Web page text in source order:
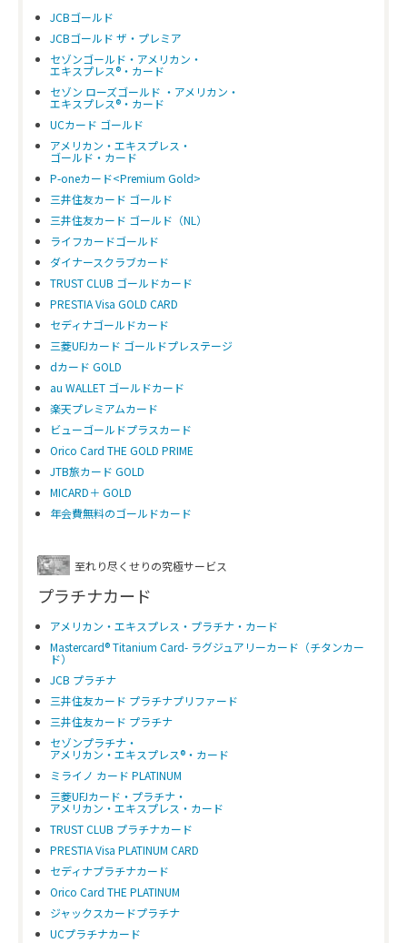
JCBゴールド
JCBゴールド ザ・プレミア
セゾンゴールド・アメリカン・
エキスプレス®・カード
セゾン ローズゴールド ・アメリカン・
エキスプレス®・カード
UCカード ゴールド
アメリカン・エキスプレス・
ゴールド・カード
P-oneカード<Premium Gold>
三井住友カード ゴールド
三井住友カード ゴールド（NL）
ライフカードゴールド
ダイナースクラブカード
TRUST CLUB ゴールドカード
PRESTIA Visa GOLD CARD
セディナゴールドカード
三菱UFJカード ゴールドプレステージ
dカード GOLD
au WALLET ゴールドカード
楽天プレミアムカード
ビューゴールドプラスカード
Orico Card THE GOLD PRIME
JTB旅カード GOLD
MICARD＋ GOLD
年会費無料のゴールドカード
至れり尽くせりの究極サービス
プラチナカード
アメリカン・エキスプレス・プラチナ・カード
Mastercard® Titanium Card- ラグジュアリーカード（チタンカー
ド）
JCB プラチナ
三井住友カード プラチナプリファード
三井住友カード プラチナ
セゾンプラチナ・
アメリカン・エキスプレス®・カード
ミライノ カード PLATINUM
三菱UFJカード・プラチナ・
アメリカン・エキスプレス・カード
TRUST CLUB プラチナカード
PRESTIA Visa PLATINUM CARD
セディナプラチナカード
Orico Card THE PLATINUM
ジャックスカードプラチナ
UCプラチナカード